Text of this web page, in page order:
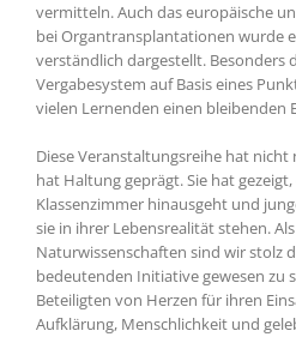
vermitteln. Auch das europäische
bei Organtransplantationen wurde
verständlich dargestellt. Besonders
Vergabesystem auf Basis eines
vielen Lernenden einen bleibenden
Diese Veranstaltungsreihe hat
hat Haltung geprägt. Sie hat
Klassenzimmer hinausgeht und
sie in ihrer Lebensrealität stehen.
Naturwissenschaften sind wir stolz
bedeutenden Initiative gewesen zu
Beteiligten von Herzen für ihren
Aufklärung, Menschlichkeit und